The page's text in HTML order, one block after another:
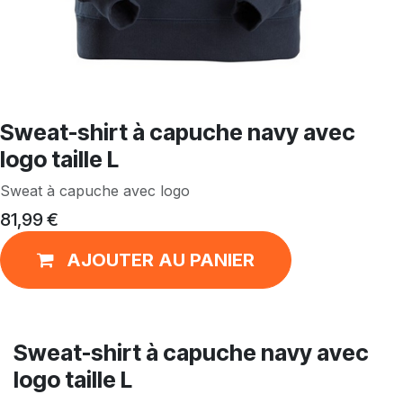
Sweat-shirt à capuche navy avec
logo taille L
Sweat à capuche avec logo
81,99€
AJOUTER AU PANIER
Sweat-shirt à capuche navy avec
logo taille L